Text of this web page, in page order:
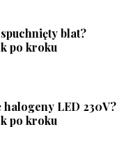
blat?
po kroku
halogeny LED 230V?
po kroku